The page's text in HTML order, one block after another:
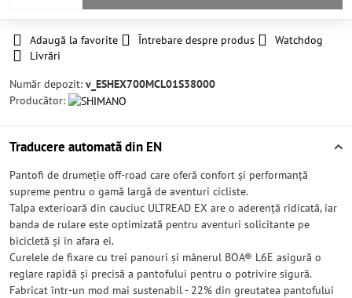
Adaugă la favorite Întrebare despre produs
Watchdog
Livrări
Număr depozit: v_ESHEX700MCL01S38000
Producător:
Traducere automată din EN
Pantofi de drumeție off-road care oferă confort și performanță
supreme pentru o gamă largă de aventuri cicliste.
Talpa exterioară din cauciuc ULTREAD EX are o aderență ridicată, iar
banda de rulare este optimizată pentru aventuri solicitante pe
bicicletă și în afara ei.
Curelele de fixare cu trei panouri și mânerul BOA® L6E asigură o
reglare rapidă și precisă a pantofului pentru o potrivire sigură.
Fabricat într-un mod mai sustenabil - 22% din greutatea pantofului